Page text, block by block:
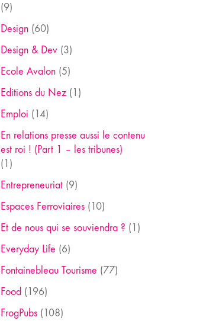
(9)
Design(60)
Design & Dev(3)
Ecole Avalon(5)
Editions du Nez(1)
Emploi (14)
En relations presse aussi le contenu
est roi ! (Part 1 – les tribunes)
(1)
Entrepreneuriat(9)
Espaces Ferroviaires(10)
Et de nous qui se souviendra ? (1)
Everyday Life (6)
Fontainebleau Tourisme (77)
Food (196)
FrogPubs(108)